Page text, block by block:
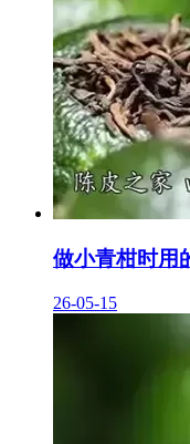
做小青柑时用
26-05-15